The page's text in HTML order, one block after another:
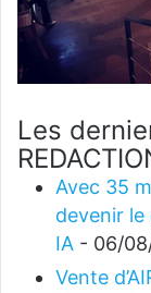
Les
Avec 35
devenir
IA - 06/
Vente